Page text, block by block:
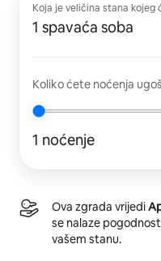
Koja je veličina stana kojeg
1 spavaća soba
Koliko ćete noćenja
1 noćenje
Ova zgrada vrijedi
se nalaze
vašem stanu.